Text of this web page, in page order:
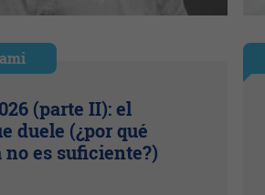
(parte II): el
duele (¿por qué
no es suficiente?)